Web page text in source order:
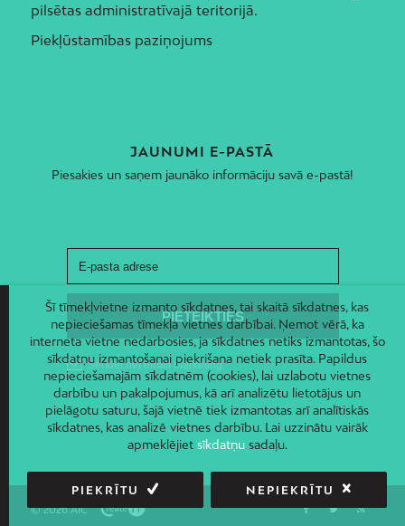
pilsētas administratīvajā teritorijā.
Piekļūstamības paziņojums
JAUNUMI E-PASTĀ
Piesakies un saņem jaunāko informāciju savā e-pastā!
© 2026 AIC
Šī tīmekļvietne izmanto sīkdatnes, tai skaitā sīkdatnes, kas
nepieciešamas tīmekļa vietnes darbībai. Ņemot vērā, ka
interneta vietne nedarbosies, ja sīkdatnes netiks izmantotas, šo
sīkdatņu izmantošanai piekrišana netiek prasīta. Papildus
nepieciešamajām sīkdatnēm (cookies), lai uzlabotu vietnes
darbību un pakalpojumus, kā arī analizētu lietotājus un
pielāgotu saturu, šajā vietnē tiek izmantotas arī analītiskās
sīkdatnes, kas analizē vietnes darbību. Lai uzzinātu vairāk
apmeklējiet sīkdatņusadaļu.
PIEKRĪTU NEPIEKRĪTU